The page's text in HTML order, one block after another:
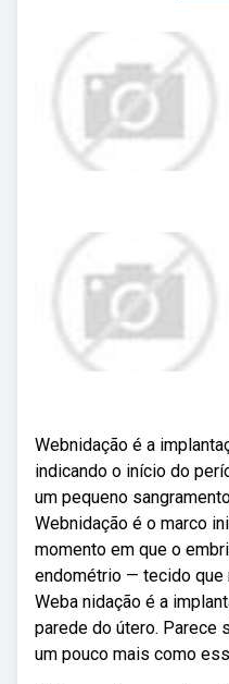
Webnidação é a
indicando o início do
um pequeno
Webnidação é o marco
momento em que o
endométrio — tecido que
Weba nidação é a
parede do útero. Parece
um pouco mais como